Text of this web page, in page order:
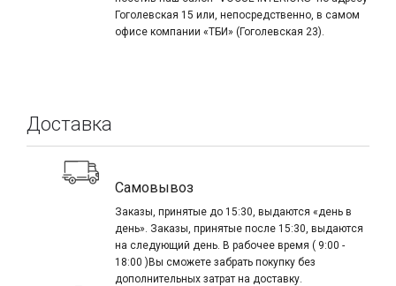
Гоголевская 15 или, непосредственно, в самом
офисе компании «ТБИ» (Гоголевская 23).
Доставка
Самовывоз
Заказы, принятые до 15:30, выдаются «день в
день». Заказы, принятые после 15:30, выдаются
на следующий день. В рабочее время ( 9:00 -
18:00 )Вы сможете забрать покупку без
дополнительных затрат на доставку.